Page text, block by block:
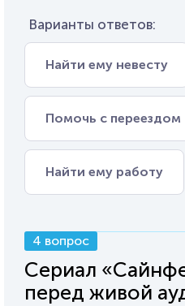
Варианты ответов:
Найти ему невесту
Помочь с переездом
Найти ему работу
4 вопрос
Сериал
перед живой